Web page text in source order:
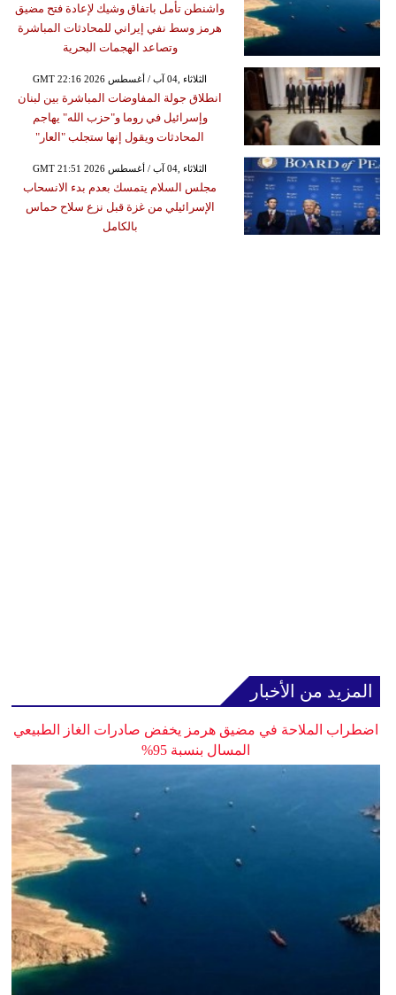
واشنطن تأمل باتفاق وشيك لإعادة فتح مضيق
هرمز وسط نفي إيراني للمحادثات المباشرة
وتصاعد الهجمات البحرية
GMT 22:16 2026 الثلاثاء ,04 آب / أغسطس
انطلاق جولة المفاوضات المباشرة بين لبنان
وإسرائيل في روما و"حزب الله" يهاجم
المحادثات ويقول إنها ستجلب "العار"
GMT 21:51 2026 الثلاثاء ,04 آب / أغسطس
مجلس السلام يتمسك بعدم بدء الانسحاب
الإسرائيلي من غزة قبل نزع سلاح حماس
بالكامل
المزيد من الأخبار
اضطراب الملاحة في مضيق هرمز يخفض صادرات الغاز الطبيعي
المسال بنسبة 95%